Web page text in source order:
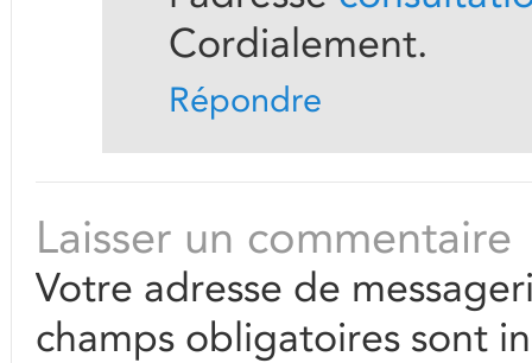
Cordialement.
Répondre
Laisser un commentaire
Votre adresse de
champs obligatoires sont